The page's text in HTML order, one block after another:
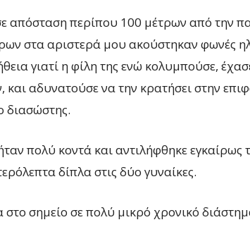
απόσταση περίπου 100 μέτρων από την
στα αριστερά μου ακούστηκαν φωνές
γιατί η φίλη της ενώ κολυμπούσε,
και αδυνατούσε να την κρατήσει στην
διασώστης.
πολύ κοντά και αντιλήφθηκε εγκαίρως
δίπλα στις δύο γυναίκες.
στο σημείο σε πολύ μικρό χρονικό